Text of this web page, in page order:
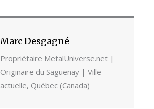
Marc Desgagné
Propriétaire MetalUniverse.net |
Originaire du Saguenay | Ville
actuelle, Québec (Canada)